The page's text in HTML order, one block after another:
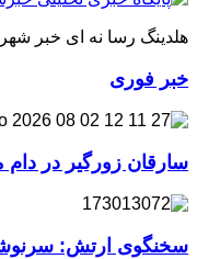
هلدینگ رسا نه ای خبر شهر
خبر فوری
سارقان زورگیر در دام
سخنگوی ارتش: سرنوشت ۳ خلبان ما هنوز